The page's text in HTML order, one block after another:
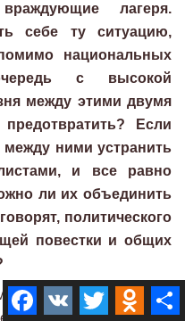
лагеря.
себе ту ситуацию,
национальных
с высокой
между этими двумя
Если
между ними устранить
и все равно
ли их объединить
политического
повестки и общих
что они не шииты, а
Facebook
VK Twitter